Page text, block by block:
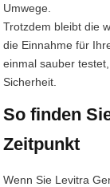
Umwege.
Trotzdem bleibt die
die Einnahme für
einmal sauber
Sicherheit.
So finden
Zeitpunkt
Wenn Sie Levitra